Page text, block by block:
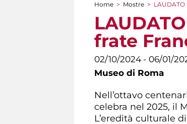
Tu sei qui
Home > Mostre > LAUDATO
frate
02/10/2024 - 06/01/
Museo di Roma
Nell’ottavo
celebra nel 2025, il
L’eredità culturale